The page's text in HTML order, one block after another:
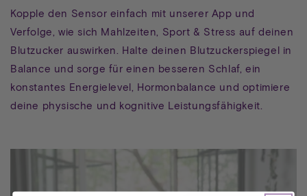
Kopple den Sensor einfach mit unserer App und
Verfolge, wie sich Mahlzeiten, Sport & Stress auf deinen
Blutzucker auswirken. Halte deinen Blutzuckerspiegel in
Balance und sorge für einen besseren Schlaf, ein
konstantes Energielevel, Hormonbalance und optimiere
deine physische und kognitive Leistungsfähigkeit.